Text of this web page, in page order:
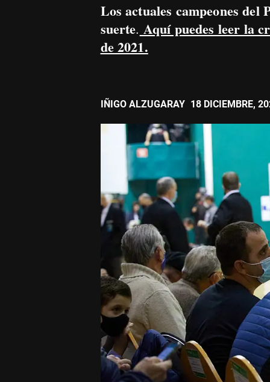
Los actuales campeones
suerte. Aquí puedes leer la
de 2021.
IÑIGO ALZUGARAY 18 DICIEMBRE,